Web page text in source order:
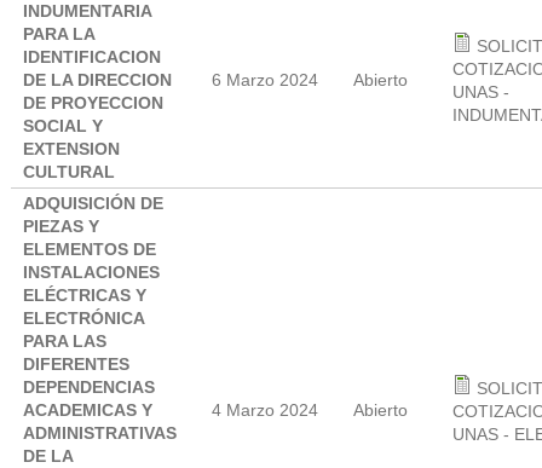
INDUMENTARIA
PARA LA
IDENTIFICACION
DE LA DIRECCION
DE PROYECCION
SOCIAL Y
EXTENSION
CULTURAL
6 Marzo 2024 Abierto
UNAS -
ADQUISICIÓN DE
PIEZAS Y
ELEMENTOS DE
INSTALACIONES
ELÉCTRICAS Y
ELECTRÓNICA
PARA LAS
DIFERENTES
DEPENDENCIAS
ACADEMICAS Y
ADMINISTRATIVAS
DE LA
4 Marzo 2024 Abierto
UNAS -